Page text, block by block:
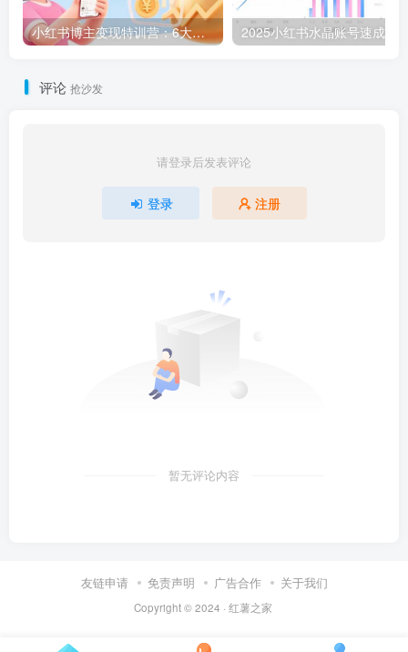
小红书博主变现特训营：6大模块20+实操技巧 快速打造可持续盈利小红书账号
评论 抢沙发
请登录后发表评论
登录 注册
暂无评论内容
友链申请 免责声明 广告合作 关于我们
Copyright © 2024 · 红薯之家